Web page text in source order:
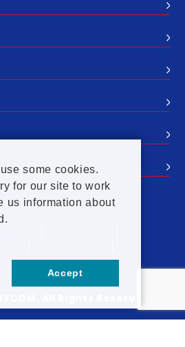
サイトマップ
some cookies.
for our site to work
us information about
Accept